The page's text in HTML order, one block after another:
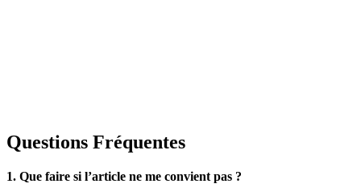
Questions Fréquentes
1. Que faire si l’article ne me convient pas ?